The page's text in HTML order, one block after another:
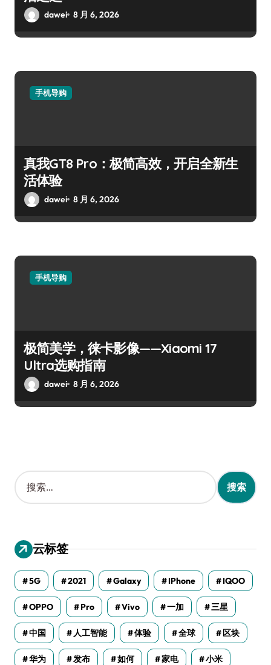
dawei 8 月 6, 2026
手机导购
真我GT8 Pro：极简高效，开启全新生
活体验
dawei 8 月 6, 2026
手机导购
极简美学，徕卡影像——Xiaomi 17
Ultra选购指南
dawei 8 月 6, 2026
搜
索
：
云标签
5G 2021 Galaxy IPhone IQOO
OPPO Pro Vivo 一加 三星
中国 人工智能 体验 全球 区块
华为 发布 如何 家电 小米